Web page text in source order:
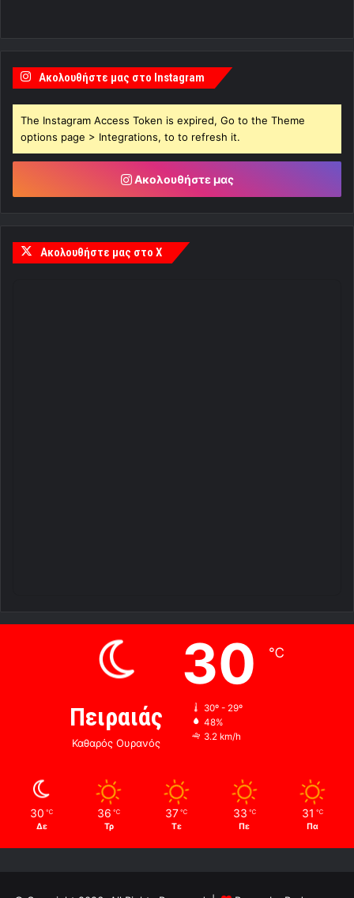
Ακολουθήστε μας στο Instagram
The Instagram Access Token is expired, Go to the Theme
options page > Integrations, to to refresh it.
Ακολουθήστε μας
Ακολουθήστε μας στο X
Πειραιάς
Καθαρός Ουρανός
30 ℃
30º - 29º
48%
3.2 km/h
30 ℃
Δε
36 ℃
Τρ
37 ℃
Τε
33 ℃
Πε
31 ℃
Πα